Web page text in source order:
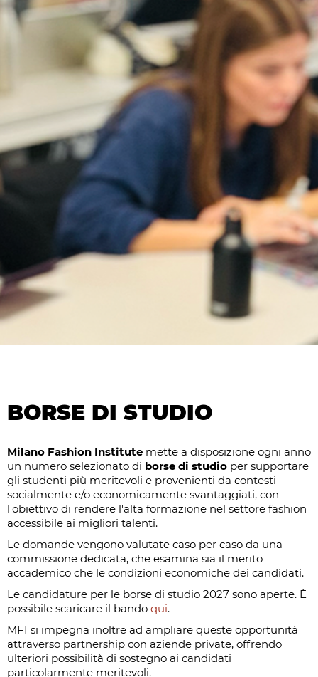
BORSE DI STUDIO
Milano Fashion Institute mette a disposizione ogni anno
un numero selezionato di borse di studio per supportare
gli studenti più meritevoli e provenienti da contesti
socialmente e/o economicamente svantaggiati, con
l'obiettivo di rendere l'alta formazione nel settore fashion
accessibile ai migliori talenti.
Le domande vengono valutate caso per caso da una
commissione dedicata, che esamina sia il merito
accademico che le condizioni economiche dei candidati.
Le candidature per le borse di studio 2027 sono aperte. È
possibile scaricare il bando qui.
MFI si impegna inoltre ad ampliare queste opportunità
attraverso partnership con aziende private, offrendo
ulteriori possibilità di sostegno ai candidati
particolarmente meritevoli.